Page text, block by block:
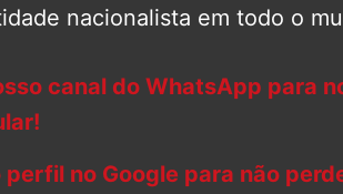
nacionalista em todo o
canal do WhatsApp para
perfil no Google para não